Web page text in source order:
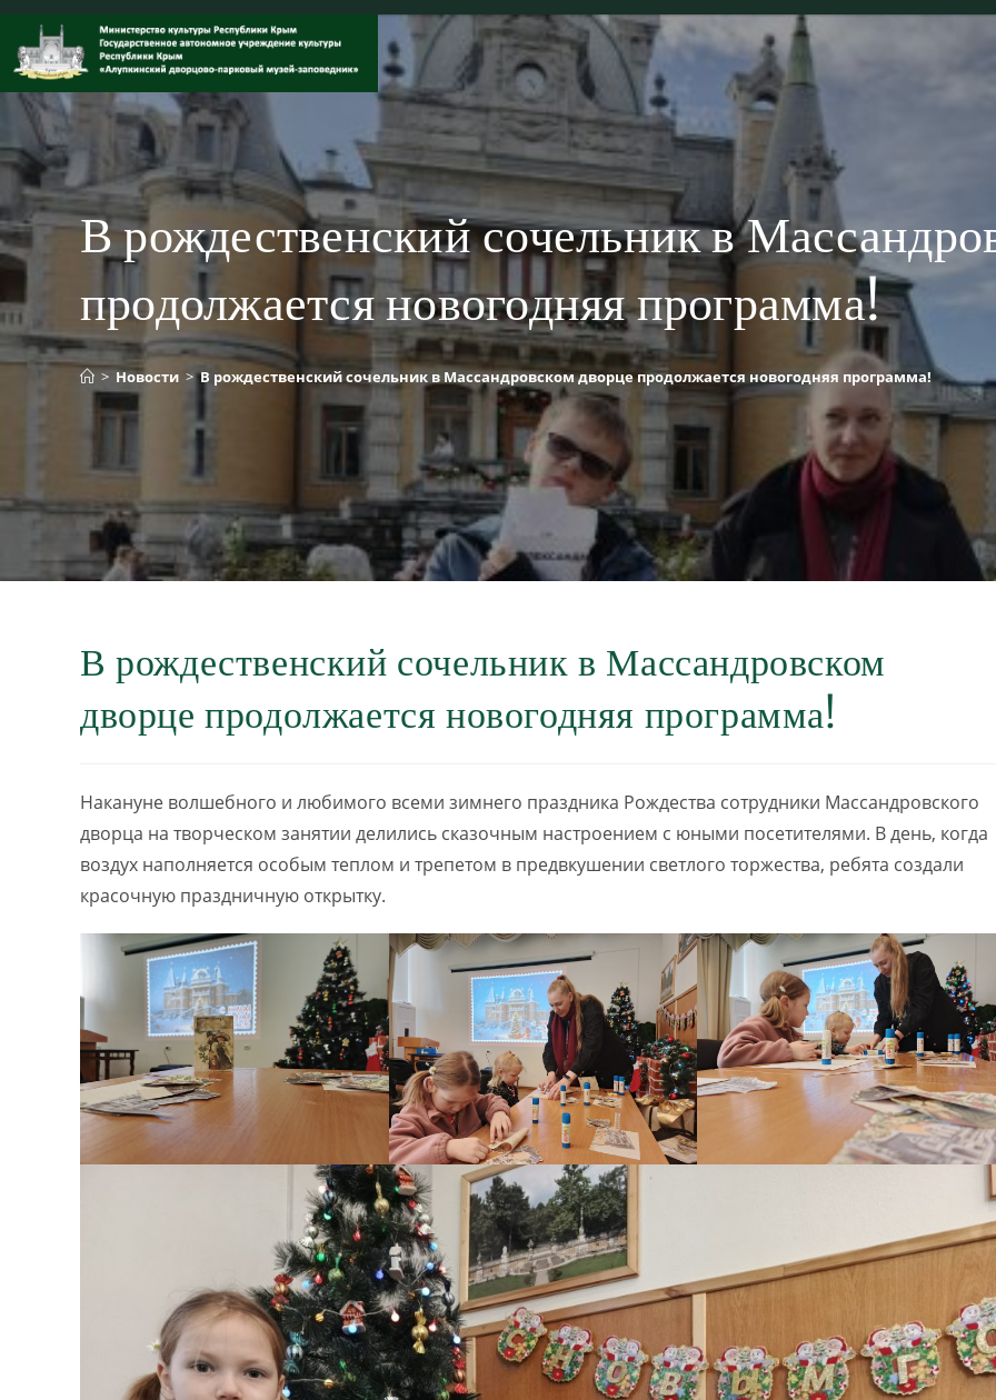
содержимому
В рождественский сочельник в
продолжается новогодняя программа!
> Новости > В рождественский сочельник в Массандровском дворце продолжается новогодняя программа!
В рождественский сочельник в Массандровском
дворце продолжается новогодняя программа!
Накануне волшебного и любимого всеми зимнего праздника Рождества сотрудники Массандровского
дворца на творческом занятии делились сказочным настроением с юными посетителями. В день, когда
воздух наполняется особым теплом и трепетом в предвкушении светлого торжества, ребята создали
красочную праздничную открытку.